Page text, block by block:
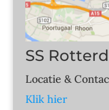
SS
Locatie &
Klik hier